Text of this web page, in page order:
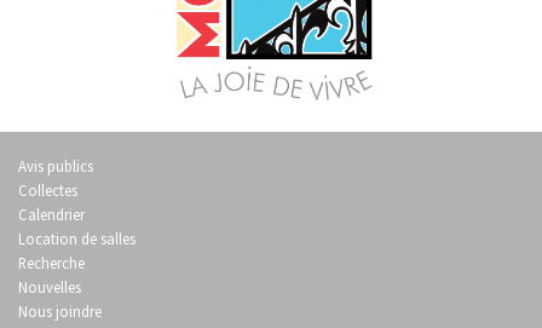
Avis publics
Collectes
Calendrier
Location de salles
Recherche
Nouvelles
Nous joindre